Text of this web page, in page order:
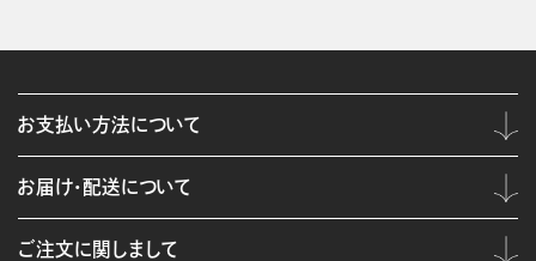
お支払い方法について
お届け・配送について
ご注文に関しまして